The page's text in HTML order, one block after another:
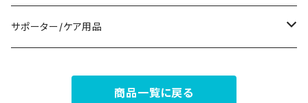
その他
その他
7分/長袖
ショルダーバッグ
アクセサリーケース
ブーツ
セット販売
サポーター/ケア用品
商品一覧に戻る